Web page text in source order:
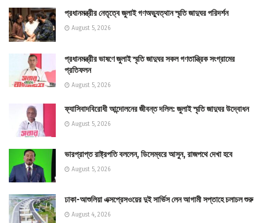
প্রধানমন্ত্রীর নেতৃত্বে জুলাই গণঅভ্যুত্থান স্মৃতি জাদুঘর পরিদর্শন
August 5, 2026
প্রধানমন্ত্রীর ভাষণে জুলাই স্মৃতি জাদুঘর সকল গণতান্ত্রিক সংগ্রামের
প্রতিফলন
August 5, 2026
ফ্যাসিবাদবিরোধী আন্দোলনের জীবন্ত দলিল: জুলাই স্মৃতি জাদুঘর উদ্বোধন
August 5, 2026
ভারপ্রাপ্ত রাষ্ট্রপতি বললেন, ডিসেম্বরে আসুন, রাজপথে দেখা হবে
August 5, 2026
ঢাকা-আশুলিয়া এক্সপ্রেসওয়ের দুই সার্ভিস লেন আগামী সপ্তাহে চলাচল শুরু
August 4, 2026